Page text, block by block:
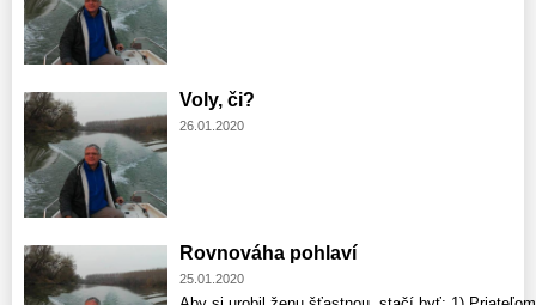
Voly, či?
26.01.2020
Rovnováha pohlaví
25.01.2020